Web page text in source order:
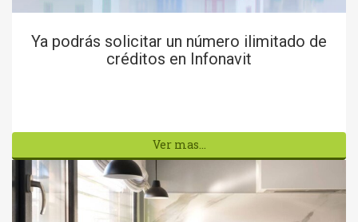
Ya podrás solicitar un número ilimitado de
créditos en Infonavit
Ver mas...